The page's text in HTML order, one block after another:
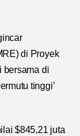
di Proyek
bersama di
tinggi’
$845,21 juta